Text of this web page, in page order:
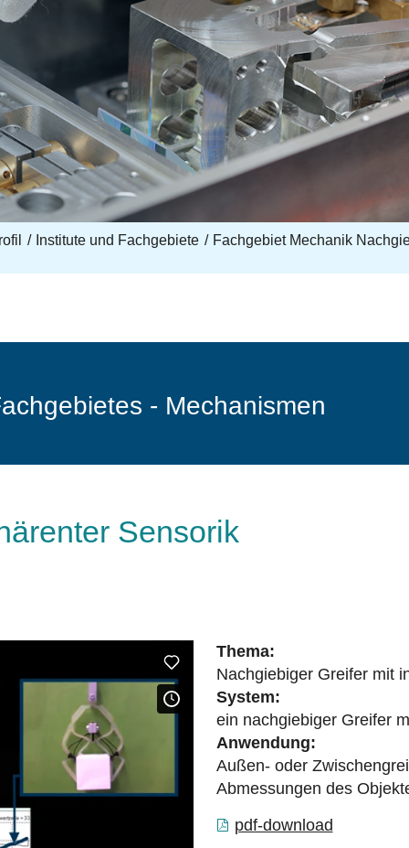
Institute und Fachgebiete Fachgebiet Mechanik
- Mechanismen
Sensorik
Thema:
Nachgiebiger Greifer mit
System:
ein nachgiebiger Greifer
Anwendung:
Außen- oder
Abmessungen des
pdf-download